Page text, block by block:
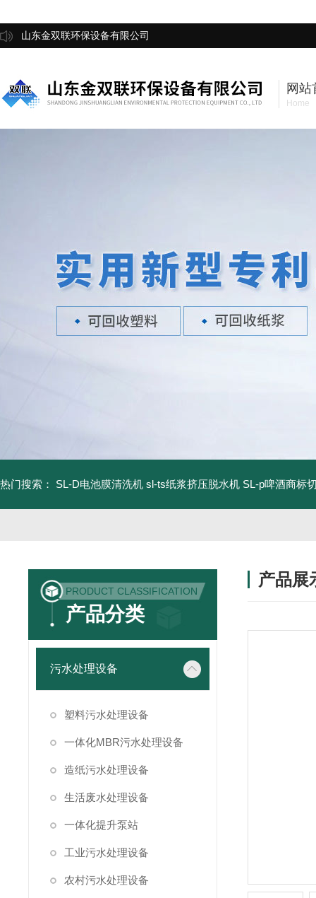
山东金双联环保设备有限公司
网站
Home
热门搜索： SL-D电池膜清洗机 sl-ts纸浆挤压脱水机 SL-p啤酒商标
PRODUCT CLASSIFICATION
产品分类
污水处理设备
塑料污水处理设备
一体化MBR污水处理设备
造纸污水处理设备
生活废水处理设备
一体化提升泵站
工业污水处理设备
农村污水处理设备
产品展